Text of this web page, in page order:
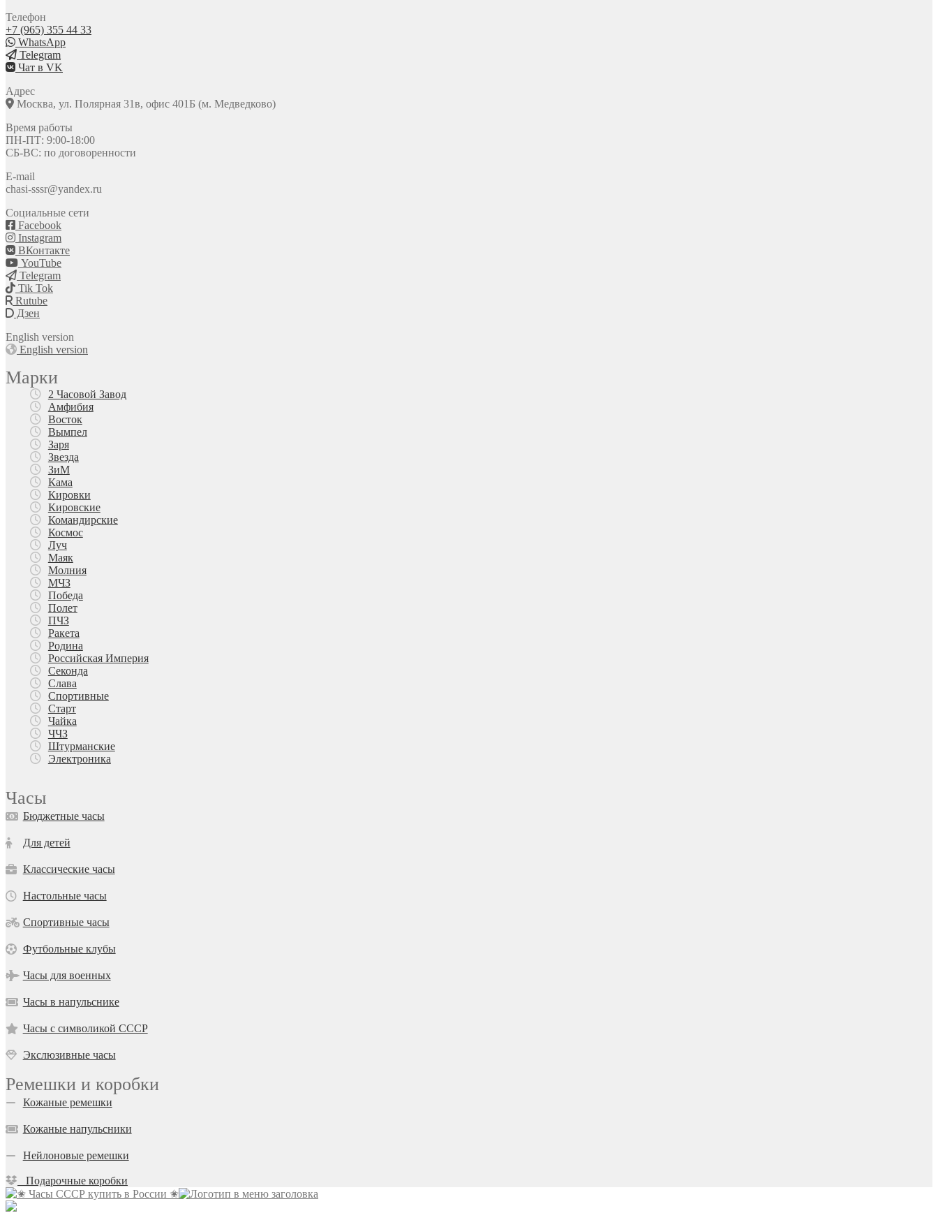
Телефон
+7 (965) 355 44 33
WhatsApp
Telegram
Чат в VK
Адрес
Москва, ул. Полярная 31в, офис 401Б (м. Медведково)
Время работы
ПН-ПТ: 9:00-18:00
СБ-ВС: по договоренности
E-mail
chasi-sssr@yandex.ru
Социальные сети
Facebook
Instagram
ВКонтакте
YouTube
Telegram
Tik Tok
Rutube
Дзен
English version
English version
Марки
2 Часовой Завод
Амфибия
Восток
Вымпел
Заря
Звезда
ЗиМ
Кама
Кировки
Кировские
Командирские
Космос
Луч
Маяк
Молния
МЧЗ
Победа
Полет
ПЧЗ
Ракета
Родина
Российская Империя
Секонда
Слава
Спортивные
Старт
Чайка
ЧЧЗ
Штурманские
Электроника
Часы
Бюджетные часы
Для детей
Классические часы
Настольные часы
Спортивные часы
Футбольные клубы
Часы для военных
Часы в напульснике
Часы с символикой СССР
Экслюзивные часы
Ремешки и коробки
Кожаные ремешки
Кожаные напульсники
Нейлоновые ремешки
Подарочные коробки